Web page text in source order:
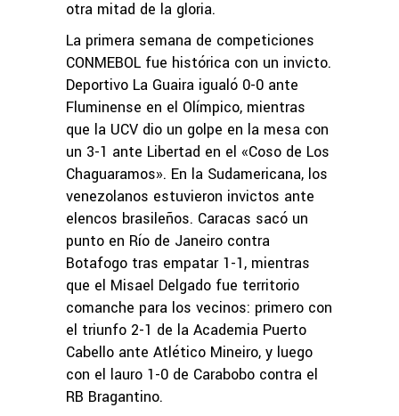
otra mitad de la gloria.
La primera semana de competiciones
CONMEBOL fue histórica con un invicto.
Deportivo La Guaira igualó 0-0 ante
Fluminense en el Olímpico, mientras
que la UCV dio un golpe en la mesa con
un 3-1 ante Libertad en el «Coso de Los
Chaguaramos». En la Sudamericana, los
venezolanos estuvieron invictos ante
elencos brasileños. Caracas sacó un
punto en Río de Janeiro contra
Botafogo tras empatar 1-1, mientras
que el Misael Delgado fue territorio
comanche para los vecinos: primero con
el triunfo 2-1 de la Academia Puerto
Cabello ante Atlético Mineiro, y luego
con el lauro 1-0 de Carabobo contra el
RB Bragantino.